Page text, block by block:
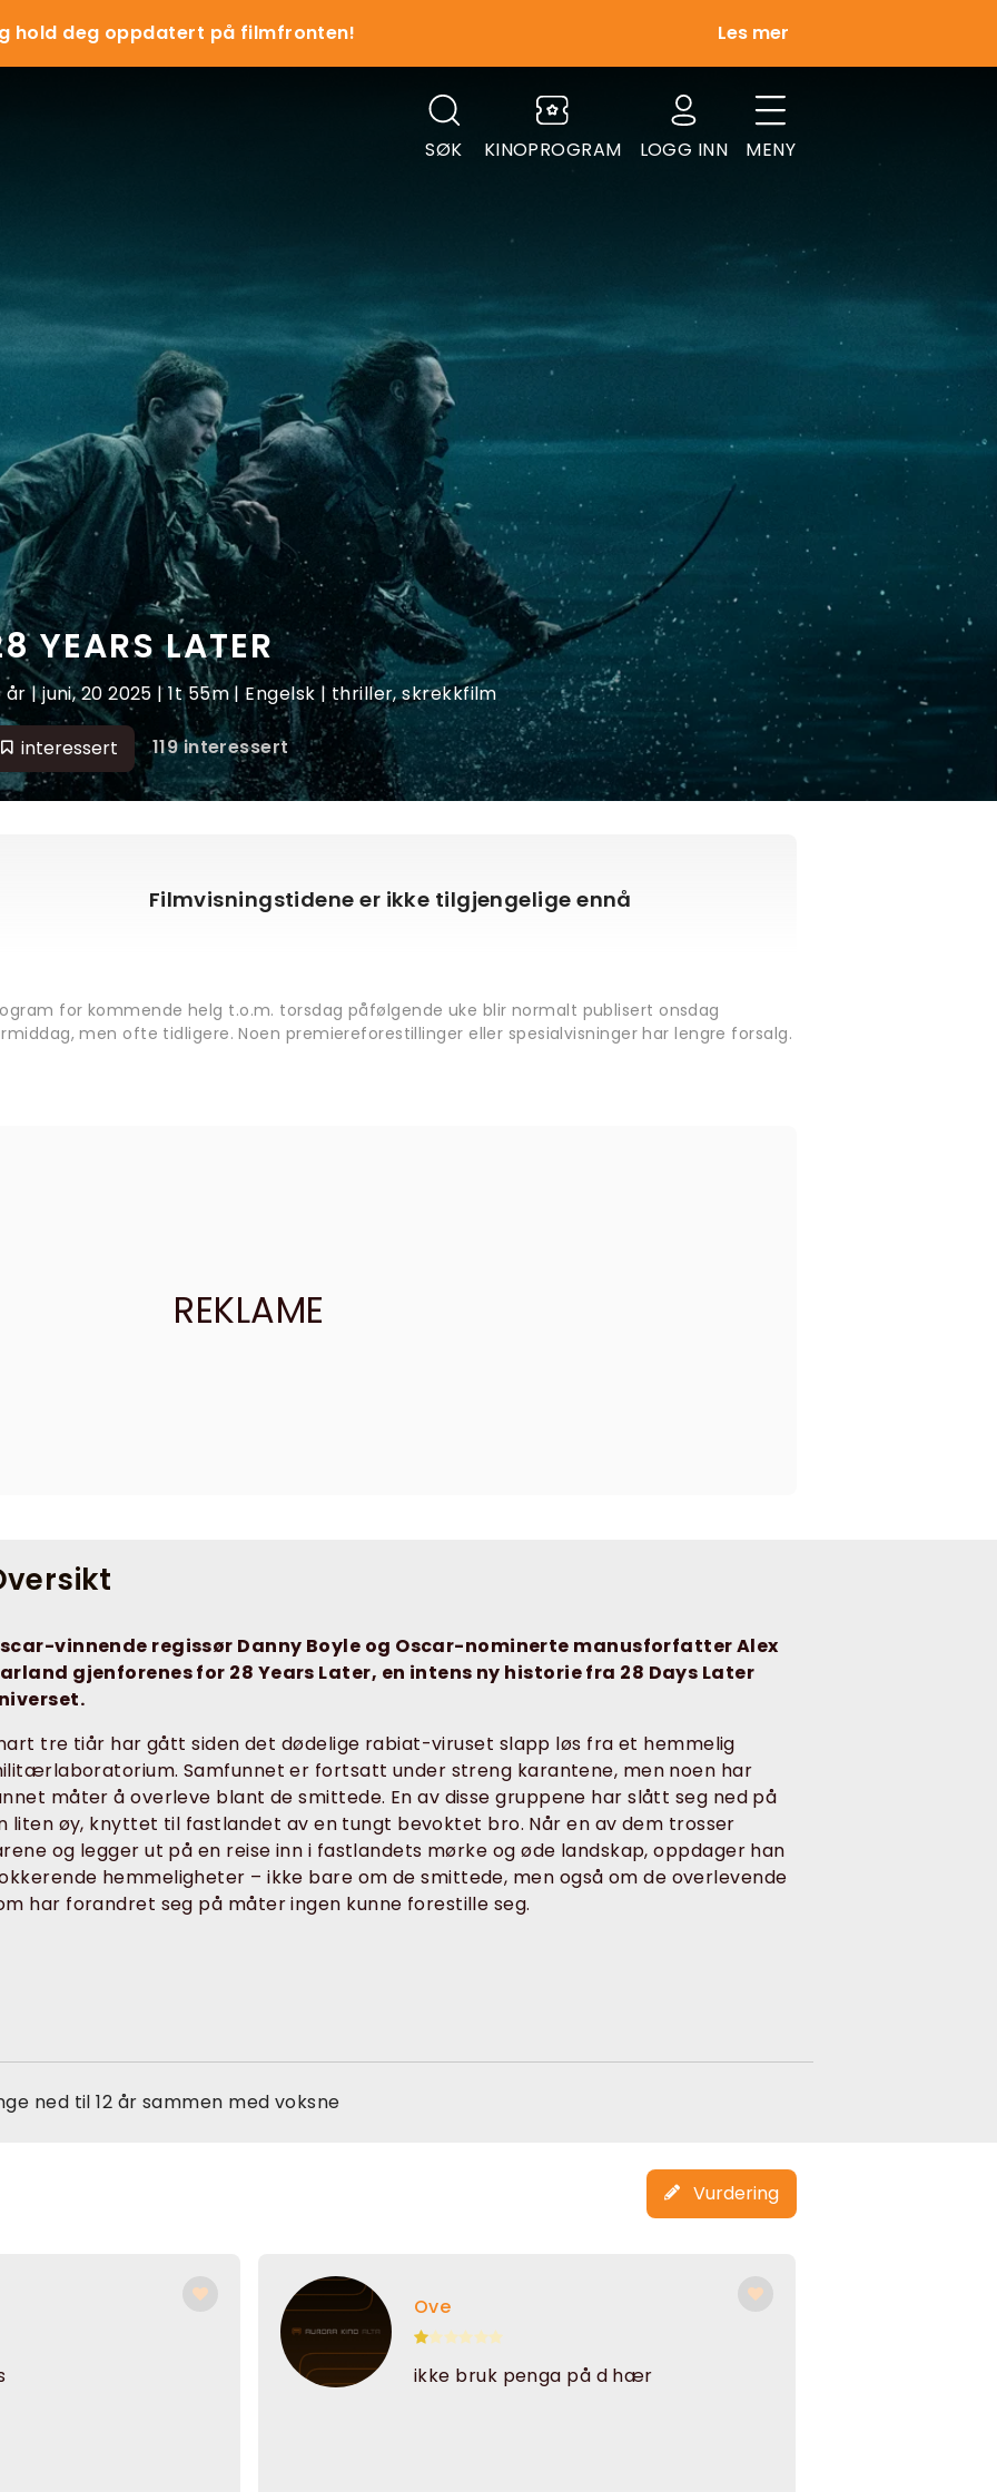
hold deg oppdatert på filmfronten! Les mer
SØK KINOPROGRAM LOGG INN MENY
YEARS LATER
år | juni, 20 2025 | 1t 55m | Engelsk | thriller, skrekkfilm
interessert 119 interessert
Filmvisningstidene er ikke tilgjengelige ennå
for kommende helg t.o.m. torsdag påfølgende uke blir normalt publisert onsdag
men ofte tidligere. Noen premiereforestillinger eller spesialvisninger har lengre forsalg.
REKLAME
vinnende regissør Danny Boyle og Oscar-nominerte manusforfatter Alex
gjenforenes for 28 Years Later, en intens ny historie fra 28 Days Later
tre tiår har gått siden det dødelige rabiat-viruset slapp løs fra et hemmelig
Samfunnet er fortsatt under streng karantene, men noen har
måter å overleve blant de smittede. En av disse gruppene har slått seg ned på
liten øy, knyttet til fastlandet av en tungt bevoktet bro. Når en av dem trosser
og legger ut på en reise inn i fastlandets mørke og øde landskap, oppdager han
hemmeligheter – ikke bare om de smittede, men også om de overlevende
har forandret seg på måter ingen kunne forestille seg.
ned til 12 år sammen med voksne
Vurdering
Ove
ikke bruk penga på d hær